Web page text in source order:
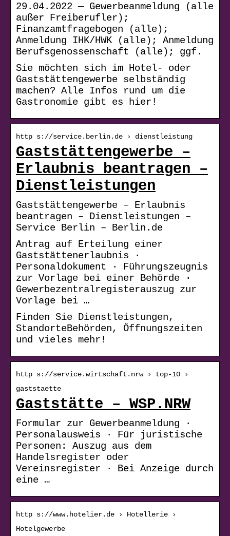
29.04.2022 — Gewerbeanmeldung (alle
außer Freiberufler);
Finanzamtfragebogen (alle);
Anmeldung IHK/HWK (alle); Anmeldung
Berufsgenossenschaft (alle); ggf.
Sie möchten sich im Hotel- oder
Gaststättengewerbe selbständig
machen? Alle Infos rund um die
Gastronomie gibt es hier!
http s://service.berlin.de › dienstleistung
Gaststättengewerbe –
Erlaubnis beantragen –
Dienstleistungen
Gaststättengewerbe – Erlaubnis
beantragen – Dienstleistungen –
Service Berlin – Berlin.de
Antrag auf Erteilung einer
Gaststättenerlaubnis ·
Personaldokument · Führungszeugnis
zur Vorlage bei einer Behörde ·
Gewerbezentralregisterauszug zur
Vorlage bei …
Finden Sie Dienstleistungen,
StandorteBehörden, Öffnungszeiten
und vieles mehr!
http s://service.wirtschaft.nrw › top-10 ›
gaststaette
Gaststätte – WSP.NRW
Formular zur Gewerbeanmeldung ·
Personalausweis · Für juristische
Personen: Auszug aus dem
Handelsregister oder
Vereinsregister · Bei Anzeige durch
eine …
http s://www.hotelier.de › Hotellerie ›
Hotelgewerbe